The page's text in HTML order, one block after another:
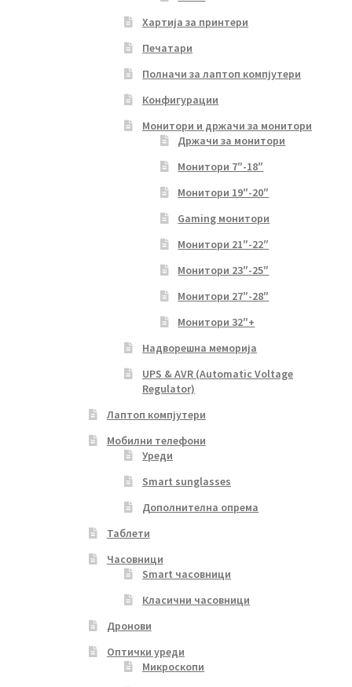
Хартија за принтери
Печатари
Полначи за лаптоп компјутери
Конфигурации
Монитори и држачи за монитори
Држачи за монитори
Монитори 7″-18″
Монитори 19″-20″
Gaming монитори
Монитори 21″-22″
Монитори 23″-25″
Монитори 27″-28″
Монитори 32″+
Надворешна меморија
UPS & AVR (Automatic Voltage
Regulator)
Лаптоп компјутери
Мобилни телефони
Уреди
Smart sunglasses
Дополнителна опрема
Таблети
Часовници
Smart часовници
Класични часовници
Дронови
Оптички уреди
Микроскопи